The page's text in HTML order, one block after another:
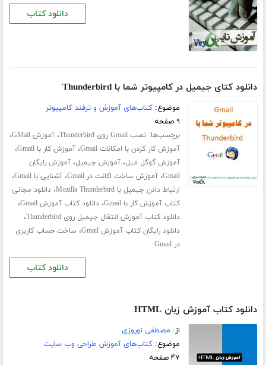
دانلود کتاب
دانلود کتای جیمیل در کامپیوتر شما با Thunderbird
موضوع:کتاب‌های آموزش و ترفند کامپیوتر
۹ صفحه
برچسب‌ها:نصب Gmail روی Thunderbird ،آموزش GMail ،
آموزش کار کردن با امکانات Gmail ،آموزش کار با Gmail ،
آموزش گوگل میل،آموزش جیمیل،آموزش رایگان
Gmail،آموزش ساخت اکانت در Gmail ،آشنایی با Gmail ،
ارتباط دادن جیمیل با Mozilla Thunderbird ،دانلود مجانی
کتاب آموزش کار با Gmail
،دانلود کتاب آموزش Gmail ،
دانلود کتاب آموزش انتقال جیمیل روی Thunderbird ،
دانلود رایگان کتاب آموزش Gmail ، ساخت حساب کاربری
در Gmail
دانلود کتاب
دانلود کتاب آموزش زبان HTML
از: مصطفی نوروزی
موضوع:کتاب‌های آموزش طراحی وب سایت
۴۷ صفحه